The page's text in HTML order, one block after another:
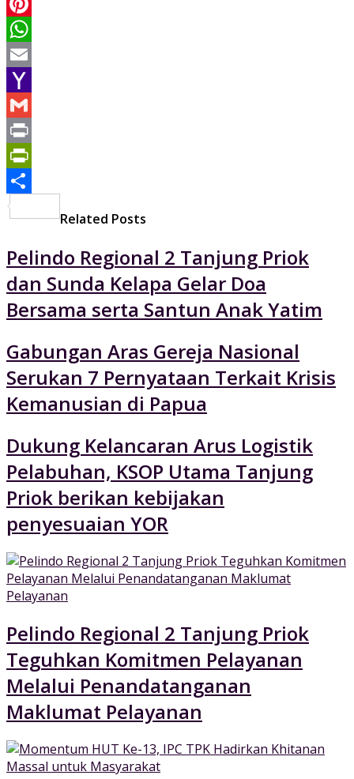
LinkedIn
Pinterest
WhatsApp
Email
Yahoo
Mail
Gmail
Print
PrintFriendly
Related Posts
Pelindo Regional 2 Tanjung Priok
dan Sunda Kelapa Gelar Doa
Bersama serta Santun Anak Yatim
Gabungan Aras Gereja Nasional
Serukan 7 Pernyataan Terkait Krisis
Kemanusian di Papua
Dukung Kelancaran Arus Logistik
Pelabuhan, KSOP Utama Tanjung
Priok berikan kebijakan
penyesuaian YOR
Pelindo Regional 2 Tanjung Priok
Teguhkan Komitmen Pelayanan
Melalui Penandatanganan
Maklumat Pelayanan